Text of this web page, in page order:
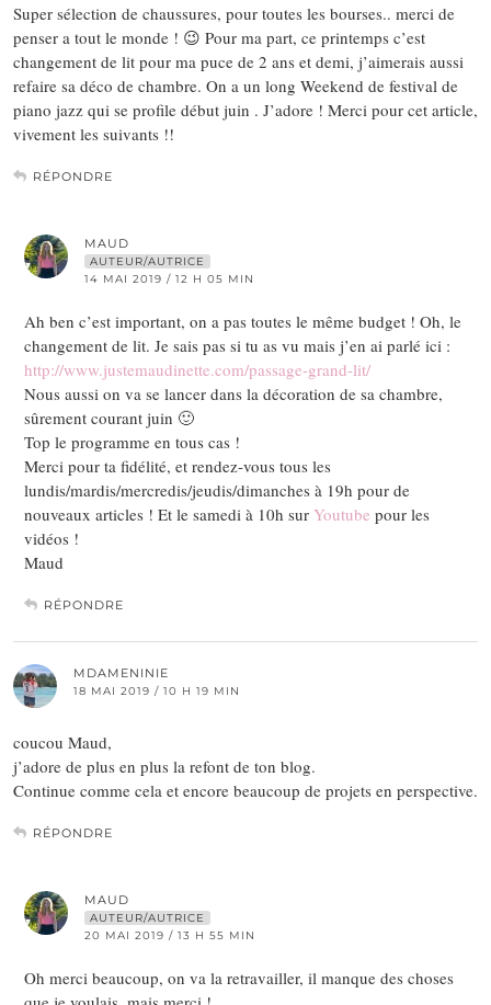
Super sélection de chaussures, pour toutes les bourses.. merci de
penser a tout le monde ! 😉 Pour ma part, ce printemps c’est
changement de lit pour ma puce de 2 ans et demi, j’aimerais aussi
refaire sa déco de chambre. On a un long Weekend de festival de
piano jazz qui se profile début juin . J’adore ! Merci pour cet article,
vivement les suivants !!
RÉPONDRE
MAUD
AUTEUR/AUTRICE
14 MAI 2019 / 12 H 05 MIN
Ah ben c’est important, on a pas toutes le même budget ! Oh, le
changement de lit. Je sais pas si tu as vu mais j’en ai parlé ici :
http://www.justemaudinette.com/passage-grand-lit/
Nous aussi on va se lancer dans la décoration de sa chambre,
sûrement courant juin 🙂
Top le programme en tous cas !
Merci pour ta fidélité, et rendez-vous tous les
lundis/mardis/mercredis/jeudis/dimanches à 19h pour de
nouveaux articles ! Et le samedi à 10h sur Youtube pour les
vidéos !
Maud
RÉPONDRE
MDAMENINIE
18 MAI 2019 / 10 H 19 MIN
coucou Maud,
j’adore de plus en plus la refont de ton blog.
Continue comme cela et encore beaucoup de projets en perspective.
RÉPONDRE
MAUD
AUTEUR/AUTRICE
20 MAI 2019 / 13 H 55 MIN
Oh merci beaucoup, on va la retravailler, il manque des choses